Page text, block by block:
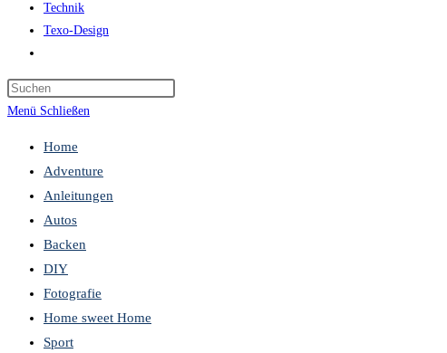
Technik
Texo-Design
umschalten
Menü Schließen
Home
Adventure
Anleitungen
Autos
Backen
DIY
Fotografie
Home sweet Home
Sport